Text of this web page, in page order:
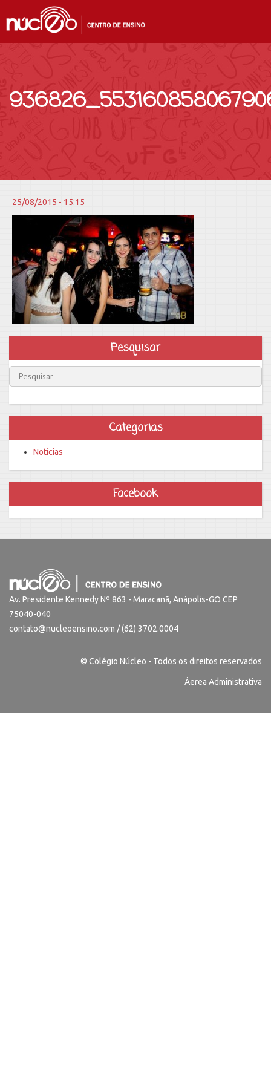
25/08/2015 - 15:15
Pesquisar
Categorias
Notícias
Facebook
Av. Presidente Kennedy Nº 863 - Maracanã, Anápolis-GO CEP
75040-040
contato@nucleoensino.com / (62) 3702.0004
© Colégio Núcleo - Todos os direitos reservados
Áerea Administrativa